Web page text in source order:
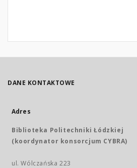
DANE KONTAKTOWE
Adres
Biblioteka Politechniki Łódzkiej
(koordynator konsorcjum CYBRA)
ul. Wólczańska 223